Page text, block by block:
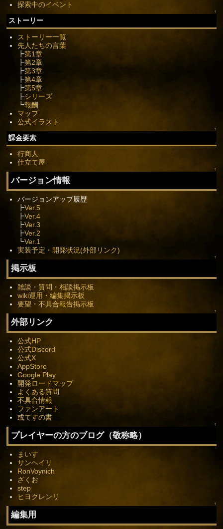
探索中のイベント
↑
ストーリー
ストーリー一覧
先人たちの言葉
┣第1章
┣第2章
┣第3章
┣第4章
┣第5章
┣シリーズ
┗報酬
マップ
公式イラスト
↑
課金要素
行商人
仕立て屋
↑
バージョン情報
バージョンアップ履歴
┣Ver.5
┣Ver.4
┣Ver.3
┣Ver.2
┗Ver.1
実装予定・開発状況(外部リンク)
↑
掲示板
雑談・質問・相談掲示板
wiki運用・編集掲示板
要望・不具合報告掲示板
↑
外部リンク
公式HP
公式Discord
公式X
AppStore
Google Play
開発ロードマップ
よくある質問
不具合情報
ファンアート
或てすの書
↑
プレイヤーの方のブログ（敬称略）
まいす
サンヘイリ
RonVoynich
ざくお
step
ヒヨクレンリ
↑
編集用